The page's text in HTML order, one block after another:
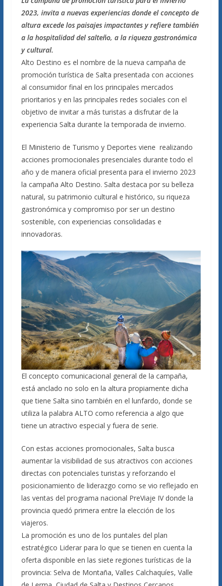
2023, invita a nuevas experiencias donde el concepto de
altura excede los paisajes impactantes y refiere también
a la hospitalidad del salteño, a la riqueza gastronómica
y cultural.
Alto Destino es el nombre de la nueva campaña de
promoción turística de Salta presentada con acciones
al consumidor final en los principales mercados
prioritarios y en las principales redes sociales con el
objetivo de invitar a más turistas a disfrutar de la
experiencia Salta durante la temporada de invierno.
El Ministerio de Turismo y Deportes viene realizando
acciones promocionales presenciales durante todo el
año y de manera oficial presenta para el invierno 2023
la campaña Alto Destino. Salta destaca por su belleza
natural, su patrimonio cultural e histórico, su riqueza
gastronómica y compromiso por ser un destino
sostenible, con experiencias consolidadas e
innovadoras.
El concepto comunicacional general de la campaña,
está anclado no solo en la altura propiamente dicha
que tiene Salta sino también en el lunfardo, donde se
utiliza la palabra ALTO como referencia a algo que
tiene un atractivo especial y fuera de serie.
Con estas acciones promocionales, Salta busca
aumentar la visibilidad de sus atractivos con acciones
directas con potenciales turistas y reforzando el
posicionamiento de liderazgo como se vio reflejado en
las ventas del programa nacional PreViaje IV donde la
provincia quedó primera entre la elección de los
viajeros.
La promoción es uno de los puntales del plan
estratégico Liderar para lo que se tienen en cuenta la
oferta disponible en las siete regiones turísticas de la
provincia: Selva de Montaña, Valles Calchaquíes, Valle